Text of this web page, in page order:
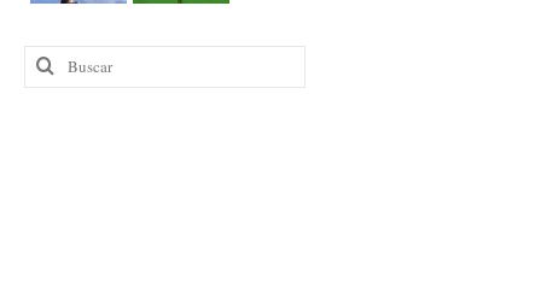
Buscar
por: